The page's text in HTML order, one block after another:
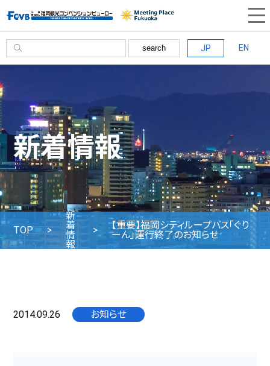
search JP EN
新着情報
TOP
新
着
情
報
【重要】福岡シティループバス「ぐり
ーん」運行終了のお知らせ
2014.09.26 お知らせ